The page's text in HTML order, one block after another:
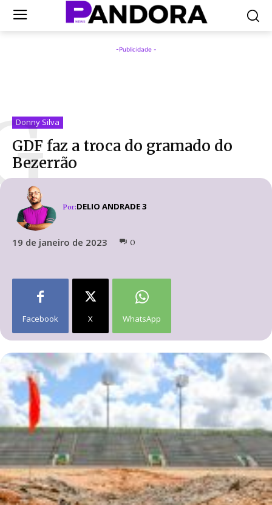
-Publicidade -
Donny Silva
GDF faz a troca do gramado do
Bezerrão
Por:DELIO ANDRADE 3
19 de janeiro de 2023 0
Facebook X WhatsApp